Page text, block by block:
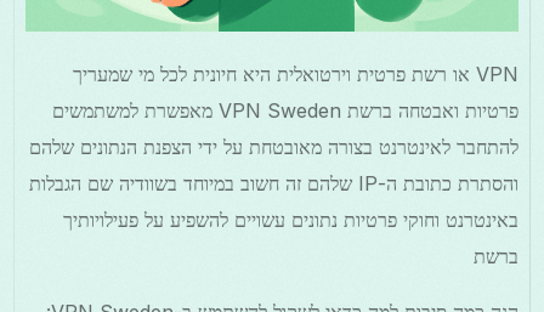
VPN או רשת פרטית וירטואלית היא חיונית לכל מי שמעריך
פרטיות ואבטחה ברשת VPN Sweden מאפשרת למשתמשים
להתחבר לאינטרנט בצורה מאובטחת על ידי הצפנת הנתונים שלהם
והסתרת כתובת ה-IP שלהם זה חשוב במיוחד בשוודיה שם הגבלות
באינטרנט וחוקי פרטיות נתונים עשויים להשפיע על פעילויותיך
ברשת